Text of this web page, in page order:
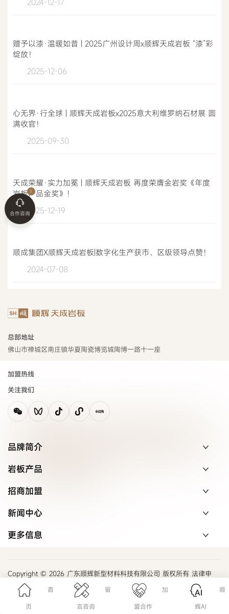
赠予以漆·温暖如昔 | 2025广州设计周x顺辉天成岩板 “漆”彩
绽放！
2025-12-06
心无界·行全球 | 顺辉天成岩板x2025意大利维罗纳石材展 圆
满收官！
2025-09-30
天成荣耀·实力加冕 | 顺辉天成岩板 再度荣膺金岩奖《年度
岩板产品金奖》！
2025-12-19
顺成集团X顺辉天成岩板|数字化生产获市、区级领导点赞！
2024-07-08
总部地址
佛山市禅城区南庄镇华夏陶瓷博览城陶博一路十一座
加盟热线
关注我们
品牌简介
岩板产品
招商加盟
新闻中心
更多信息
Copyright © 2026 广东顺辉新型材料科技有限公司 版权所有 法律申
粤ICP备20059537号
首
页
留
言咨询
加
盟合作
顺
辉AI
合作咨询